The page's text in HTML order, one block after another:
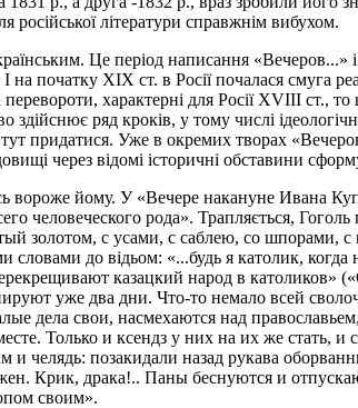
російської літератури справжнім вибухом.
Це період написання
на початку XIX ст. в Росії почалася смуга
характерні для Росії XVIII ст.,
ряд кроків, у тому числі
придатися. Уже в окремих творах
через відомі історичні обставини
вороже йому. У «Вечере накануне Ивана
человеческого рода». Трапляється,
золотом, с усами, с саблею, со шпорами,
словами до відьом: «...будь я католик,
казацкий народ в
уже два дни. Что-то немало всей
дела свои, насмехаются над
Только и ксендз у них на их же стать,
челядь: позакидали назад рукава
Крик, драка!.. Паны беснуются и
своим».